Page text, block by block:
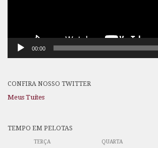
00:00
CONFIRA NOSSO TWITTER
Meus Tuítes
TEMPO EM PELOTAS
TERÇA QUARTA